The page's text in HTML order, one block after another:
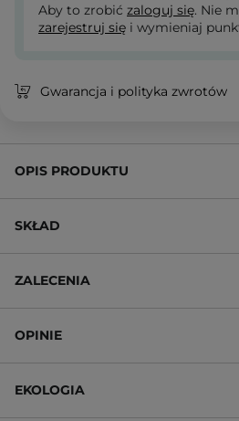
Aby to zrobić zaloguj się. Nie
zarejestruj się i wymieniaj
Gwarancja i polityka zwrotów
OPIS PRODUKTU
SKŁAD
ZALECENIA
OPINIE
EKOLOGIA